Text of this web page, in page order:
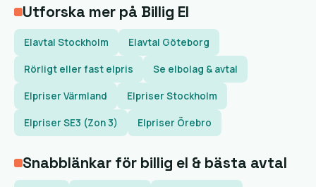
Utforska mer på Billig El
Elavtal Stockholm Elavtal Göteborg
Rörligt eller fast elpris Se elbolag & avtal
Elpriser Värmland Elpriser Stockholm
Elpriser SE3 (Zon 3) Elpriser Örebro
Snabblänkar för billig el & bästa avtal